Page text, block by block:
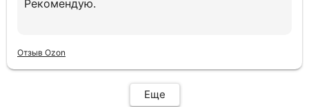
Рекомендую.
Отзыв Ozon
Еще